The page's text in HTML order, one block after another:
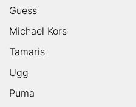
Guess
Michael Kors
Tamaris
Ugg
Puma